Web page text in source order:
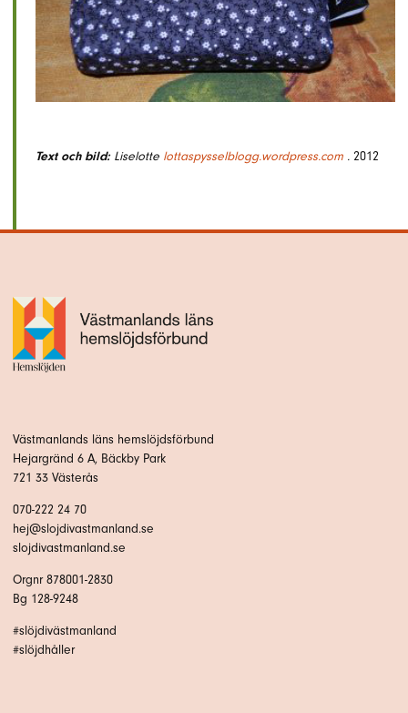
Text och bild:Liselotte lottaspysselblogg.wordpress.com . 2012
Västmanlands läns hemslöjdsförbund
Hejargränd 6 A, Bäckby Park
721 33 Västerås
070-222 24 70
hej@slojdivastmanland.se
slojdivastmanland.se
Orgnr 878001-2830
Bg 128-9248
#slöjdivästmanland
#slöjdhåller